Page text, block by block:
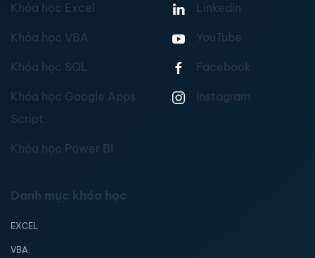
Khóa học Excel
Khóa học VBA
Khóa học SQL
Khóa học Google Apps
Script
Khóa học Power BI
Linkedin
YouTube
Facebook
Instagram
Danh mục khóa học
EXCEL
VBA